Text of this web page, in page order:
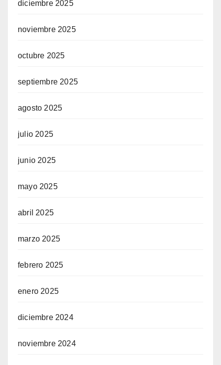
diciembre 2025
noviembre 2025
octubre 2025
septiembre 2025
agosto 2025
julio 2025
junio 2025
mayo 2025
abril 2025
marzo 2025
febrero 2025
enero 2025
diciembre 2024
noviembre 2024